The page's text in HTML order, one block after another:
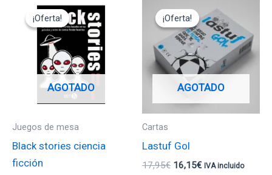
¡Oferta!
AGOTADO
¡Oferta!
Juegos de mesa
Black stories ciencia
ficción
precio
original
era:
12,95€.
precio
actual
11,65€.
¡Oferta!
AGOTADO
¡Oferta!
Cartas
Lastuf Gol
17,95€
precio
original
era:
17,95€.
16,15€
precio
actual
es:
16,15€.
IVA incluido